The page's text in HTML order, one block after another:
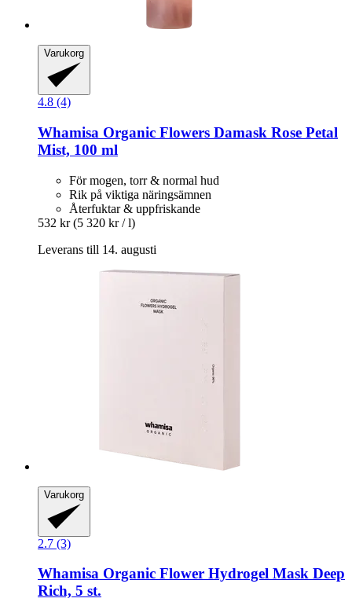
Varukorg
4.8 (4)
Whamisa Organic Flowers Damask Rose Petal
Mist, 100 ml
För mogen, torr & normal hud
Rik på viktiga näringsämnen
Återfuktar & uppfriskande
532 kr (5 320 kr / l)
Leverans till 14. augusti
Varukorg
2.7 (3)
Whamisa Organic Flower Hydrogel Mask Deep
Rich, 5 st.